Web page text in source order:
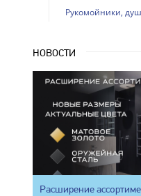
Рукомойники,
НОВОСТИ
Расширение